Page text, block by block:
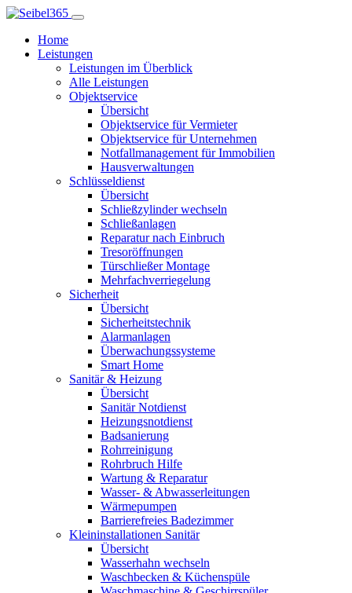
Home
Leistungen
Leistungen im Überblick
Alle Leistungen
Objektservice
Übersicht
Objektservice für Vermieter
Objektservice für Unternehmen
Notfallmanagement für Immobilien
Hausverwaltungen
Schlüsseldienst
Übersicht
Schließzylinder wechseln
Schließanlagen
Reparatur nach Einbruch
Tresoröffnungen
Türschließer Montage
Mehrfachverriegelung
Sicherheit
Übersicht
Sicherheitstechnik
Alarmanlagen
Überwachungssysteme
Smart Home
Sanitär & Heizung
Übersicht
Sanitär Notdienst
Heizungsnotdienst
Badsanierung
Rohrreinigung
Rohrbruch Hilfe
Wartung & Reparatur
Wasser- & Abwasserleitungen
Wärmepumpen
Barrierefreies Badezimmer
Kleininstallationen Sanitär
Übersicht
Wasserhahn wechseln
Waschbecken & Küchenspüle